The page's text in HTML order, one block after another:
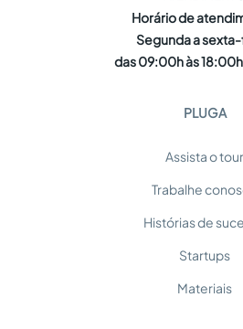
Horário de
Segunda a
das 09:00h às
PLUGA
Assista o tour
Trabalhe
Histórias de
Startups
Materiais